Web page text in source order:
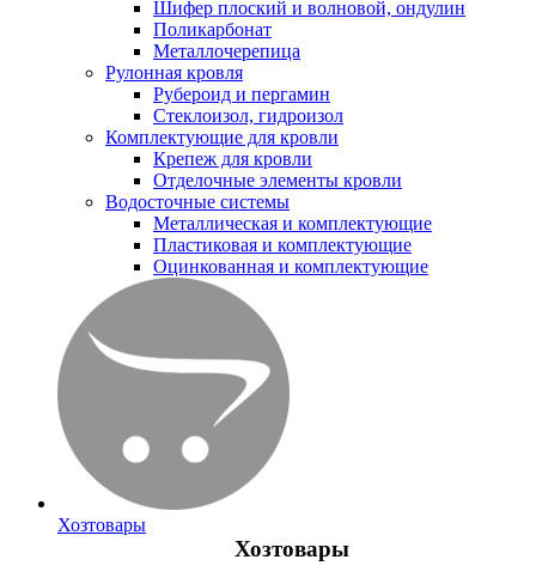
Шифер плоский и волновой, ондулин
Поликарбонат
Металлочерепица
Рулонная кровля
Рубероид и пергамин
Стеклоизол, гидроизол
Комплектующие для кровли
Крепеж для кровли
Отделочные элементы кровли
Водосточные системы
Металлическая и комплектующие
Пластиковая и комплектующие
Оцинкованная и комплектующие
Хозтовары
Хозтовары